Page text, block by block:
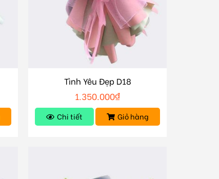
Tình Yêu Đẹp D18
1.350.000₫
Chi tiết Giỏ hàng